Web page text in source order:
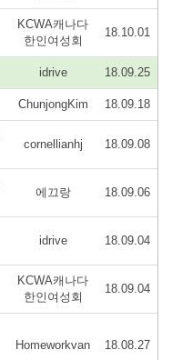
KCWA캐나다
한인여성회
18.10.01
idrive 18.09.25
ChunjongKim 18.09.18
cornellianhj 18.09.08
에끄랑 18.09.06
idrive 18.09.04
KCWA캐나다
한인여성회
18.09.04
Homeworkvan 18.08.27